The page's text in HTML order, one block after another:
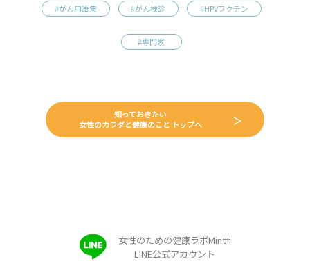
#がん用語集 #がん検診 #HPVワクチン
#専門家
知っておきたい
女性のカラダと健康のこと トップへ
女性のための健康ラボMint+
LINE公式アカウント